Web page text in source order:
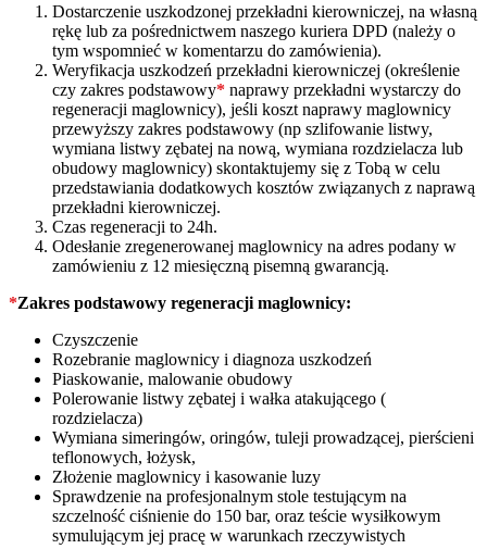
Dostarczenie uszkodzonej przekładni kierowniczej, na własną
rękę lub za pośrednictwem naszego kuriera DPD (należy o
tym wspomnieć w komentarzu do zamówienia).
Weryfikacja uszkodzeń przekładni kierowniczej (określenie
czy zakres podstawowy* naprawy przekładni wystarczy do
regeneracji maglownicy), jeśli koszt naprawy maglownicy
przewyższy zakres podstawowy (np szlifowanie listwy,
wymiana listwy zębatej na nową, wymiana rozdzielacza lub
obudowy maglownicy) skontaktujemy się z Tobą w celu
przedstawiania dodatkowych kosztów związanych z naprawą
przekładni kierowniczej.
Czas regeneracji to 24h.
Odesłanie zregenerowanej maglownicy na adres podany w
zamówieniu z 12 miesięczną pisemną gwarancją.
*Zakres podstawowy regeneracji maglownicy:
Czyszczenie
Rozebranie maglownicy i diagnoza uszkodzeń
Piaskowanie, malowanie obudowy
Polerowanie listwy zębatej i wałka atakującego (
rozdzielacza)
Wymiana simeringów, oringów, tuleji prowadzącej, pierścieni
teflonowych, łożysk,
Złożenie maglownicy i kasowanie luzy
Sprawdzenie na profesjonalnym stole testującym na
szczelność ciśnienie do 150 bar, oraz teście wysiłkowym
symulującym jej pracę w warunkach rzeczywistych